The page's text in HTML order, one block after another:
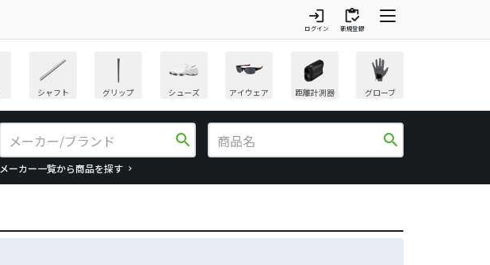
login
ログイン
inventory
新規登録
シャフト グリップ シューズ アイウェア 距離計測器 グローブ
search
メーカー一覧から商品を探す
search